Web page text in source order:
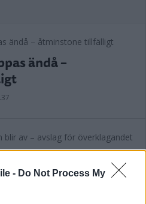
- Do Not Process My
ändå –
län blir av –